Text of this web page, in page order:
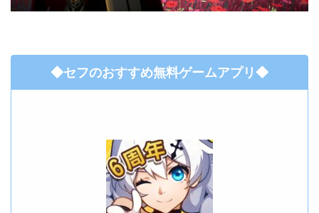
◆セフのおすすめ無料ゲームアプリ◆